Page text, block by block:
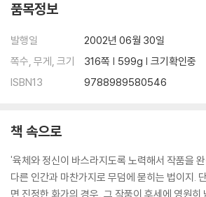
품목정보
발행일
2002년 06월 30일
쪽수, 무게, 크기
316쪽 | 599g | 크기확인중
ISBN13
9788989580546
책 속으로
'육체와 정신이 바스라지도록 노력해서 작품을
다른 인간과 마찬가지로 무덤에 묻히는 법이지.
면 진정한 화가의 경우, 그 작품이 후세에 영원히